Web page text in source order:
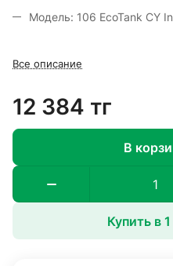
Модель: 106 EcoTank CY
Все описание
12 384 тг
В
Купить в